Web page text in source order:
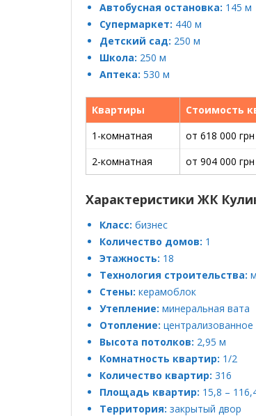
Автобусная остановка: 145 м
Супермаркет: 440 м
Детский сад: 250 м
Школа: 250 м
Аптека: 530 м
Квартиры Стоимость
1-комнатная
от 618 000 грн
2-комнатная
от 904 000 грн
Характеристики ЖК
Класс: бизнес
Количество домов: 1
Этажность: 18
Технология строительства:
Стены: керамоблок
Утепление: минеральная вата
Отопление: централизованное
Высота потолков: 2,95 м
Комнатность квартир: 1/2
Количество квартир: 316
Площадь квартир: 15,8 –
Территория: закрытый двор